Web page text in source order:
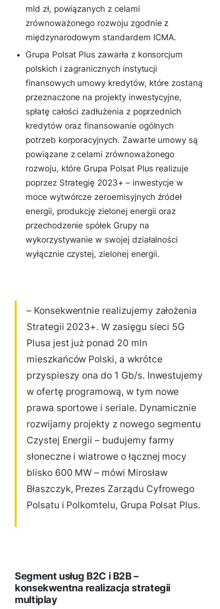
mld zł, powiązanych z celami
zrównoważonego rozwoju zgodnie z
międzynarodowym standardem ICMA.
Grupa Polsat Plus zawarła z konsorcjum
polskich i zagranicznych instytucji
finansowych umowy kredytów, które zostaną
przeznaczone na projekty inwestycyjne,
spłatę całości zadłużenia z poprzednich
kredytów oraz finansowanie ogólnych
potrzeb korporacyjnych. Zawarte umowy są
powiązane z celami zrównoważonego
rozwoju, które Grupa Polsat Plus realizuje
poprzez Strategię 2023+ – inwestycje w
moce wytwórcze zeroemisyjnych źródeł
energii, produkcję zielonej energii oraz
przechodzenie spółek Grupy na
wykorzystywanie w swojej działalności
wyłącznie czystej, zielonej energii.
– Konsekwentnie realizujemy założenia
Strategii 2023+. W zasięgu sieci 5G
Plusa jest już ponad 20 mln
mieszkańców Polski, a wkrótce
przyspieszy ona do 1 Gb/s. Inwestujemy
w ofertę programową, w tym nowe
prawa sportowe i seriale. Dynamicznie
rozwijamy projekty z nowego segmentu
Czystej Energii – budujemy farmy
słoneczne i wiatrowe o łącznej mocy
blisko 600 MW – mówi Mirosław
Błaszczyk, Prezes Zarządu Cyfrowego
Polsatu i Polkomtelu, Grupa Polsat Plus.
Segment usług B2C i B2B –
konsekwentna realizacja strategii
multiplay